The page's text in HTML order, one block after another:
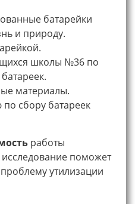
батарейки
и природу.
школы №36 по
материалы.
сбору батареек
работы
поможет
утилизации